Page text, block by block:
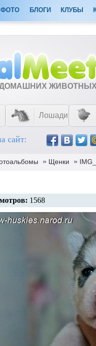
ФОТО БЛОГИ КЛУБЫ
Лошади
сайт:
» Щенки »
1568